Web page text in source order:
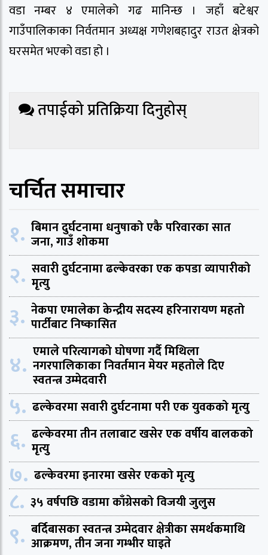
वडा नम्बर ४ एमालेको गढ मानिन्छ । जहाँ बटेश्वर
गाउँपालिकाका निर्वतमान अध्यक्ष गणेशबहादुर राउत क्षेत्रको
घरसमेत भएको वडा हो ।
तपाईको प्रतिक्रिया दिनुहोस्
चर्चित समाचार
१. बिमान दुर्घटनामा धनुषाको एकै परिवारका सात
जना, गाउँ शोकमा
२. सवारी दुर्घटनामा ढल्केवरका एक कपडा व्यापारीको
मृत्यु
३. नेकपा एमालेका केन्द्रीय सदस्य हरिनारायण महतो
पार्टीबाट निष्कासित
४. एमाले परित्यागको घोषणा गर्दै मिथिला
नगरपालिकाका निवर्तमान मेयर महतोले दिए
स्वतन्त्र उम्मेदवारी
५. ढल्केवरमा सवारी दुर्घटनामा परी एक युवकको मृत्यु
६. ढल्केवरमा तीन तलाबाट खसेर एक वर्षीय बालकको
मृत्यु
७. ढल्केवरमा इनारमा खसेर एकको मृत्यु
८. ३५ वर्षपछि वडामा काँग्रेसको विजयी जुलुस
९. बर्दिबासका स्वतन्त्र उम्मेदवार क्षेत्रीका समर्थकमाथि
आक्रमण, तीन जना गम्भीर घाइते